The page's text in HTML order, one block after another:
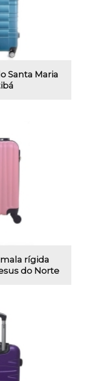
Santa Maria
rígida
do Norte